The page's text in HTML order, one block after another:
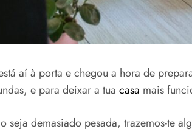
aí à porta e chegou a hora de
e para deixar a tua casa mais
seja demasiado pesada, trazemos-te